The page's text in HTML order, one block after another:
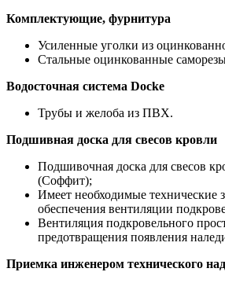
Комплектующие, фурнитура
Усиленные уголки из
Стальные оцинкованные
Водосточная система Docke
Трубы и желоба из ПВХ.
Подшивная доска для свесов кровли
Подшивочная доска для свесов
(Соффит);
Имеет необходимые технические
обеспечения вентиляции
Вентиляция подкровельного
предотвращения появления
Приемка инженером технического